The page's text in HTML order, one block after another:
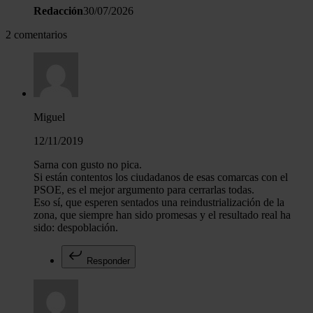
análisis web, quienes pueden combinarla con otra
hecho de sus servicios.
Redacción30/07/2026
2 comentarios
Miguel
12/11/2019
Sarna con gusto no pica.
Si están contentos los ciudadanos de esas comarcas con el
PSOE, es el mejor argumento para cerrarlas todas.
Eso sí, que esperen sentados una reindustrialización de la
zona, que siempre han sido promesas y el resultado real ha
sido: despoblación.
Responder